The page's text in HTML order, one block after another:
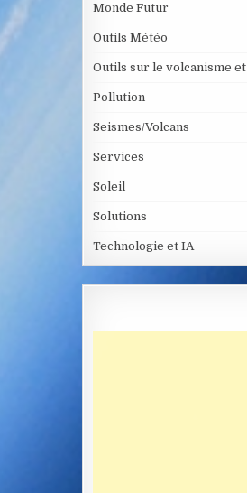
Monde Futur
Outils Météo
Outils sur le volcanisme
Pollution
Seismes/Volcans
Services
Soleil
Solutions
Technologie et IA